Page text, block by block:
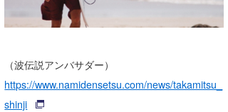
（波伝説アンバサダー）
https://www.namidensetsu.com/news/takamitsu_
shinji
たっちー
まっきー
三輪予報士